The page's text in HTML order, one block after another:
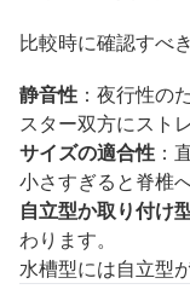
比較時に確認すべ
静音性 ：夜行性の
スター双方にスト
サイズの適合性 ：
小さすぎると脊椎
自立型か取り付け
わります。
水槽型には自立型